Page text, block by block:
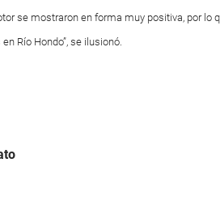
se mostraron en forma muy positiva, por lo
Río Hondo”, se ilusionó.